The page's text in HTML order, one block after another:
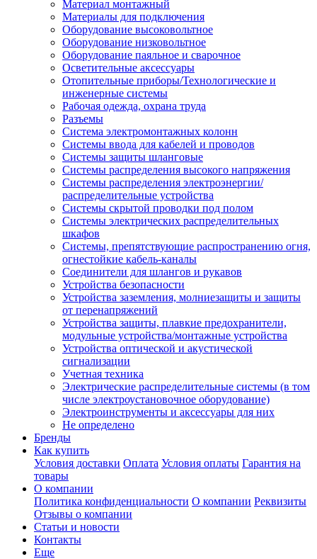
Материал монтажный
Материалы для подключения
Оборудование высоковольтное
Оборудование низковольтное
Оборудование паяльное и сварочное
Осветительные аксессуары
Отопительные приборы/Технологические и
инженерные системы
Рабочая одежда, охрана труда
Разъемы
Система электромонтажных колонн
Системы ввода для кабелей и проводов
Системы защиты шланговые
Системы распределения высокого напряжения
Системы распределения электроэнергии/
распределительные устройства
Системы скрытой проводки под полом
Системы электрических распределительных
шкафов
Системы, препятствующие распространению огня,
огнестойкие кабель-каналы
Соединители для шлангов и рукавов
Устройства безопасности
Устройства заземления, молниезащиты и защиты
от перенапряжений
Устройства защиты, плавкие предохранители,
модульные устройства/монтажные устройства
Устройства оптической и акустической
сигнализации
Учетная техника
Электрические распределительные системы (в том
числе электроустановочное оборудование)
Электроинструменты и аксессуары для них
Не определено
Бренды
Как купить
Условия доставки Оплата Условия оплаты Гарантия на
товары
О компании
Политика конфиденциальности О компании Реквизиты
Отзывы о компании
Статьи и новости
Контакты
Еще